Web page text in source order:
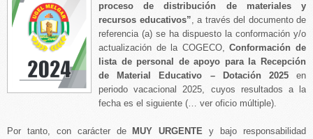
proceso de distribución de materiales y
recursos educativos”, a través del documento de
referencia (a) se ha dispuesto la conformación y/o
actualización de la COGECO,Conformación de
lista de personal de apoyo para la Recepción
de Material Educativo – Dotación 2025en
periodo vacacional 2025, cuyos resultados a la
fecha es el siguiente (… ver oficio múltiple).
Por tanto, con carácter de MUY URGENTE y bajo responsabilidad